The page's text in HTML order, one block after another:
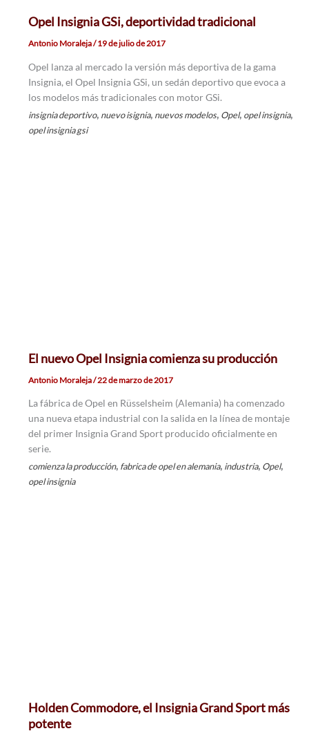
Opel Insignia GSi, deportividad tradicional
Antonio Moraleja/19 de julio de 2017
Opel lanza al mercado la versión más deportiva de la gama
Insignia, el Opel Insignia GSi, un sedán deportivo que evoca a
los modelos más tradicionales con motor GSi.
insignia deportivo, nuevo isignia, nuevos modelos, Opel, opel insignia,
opel insignia gsi
El nuevo Opel Insignia comienza su producción
Antonio Moraleja/22 de marzo de 2017
La fábrica de Opel en Rüsselsheim (Alemania) ha comenzado
una nueva etapa industrial con la salida en la línea de montaje
del primer Insignia Grand Sport producido oficialmente en
serie.
comienza la producción, fabrica de opel en alemania, industria, Opel,
opel insignia
Holden Commodore, el Insignia Grand Sport más
potente